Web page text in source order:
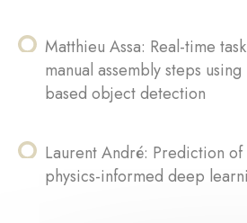
Matthieu Assa: Real-time
manual assembly steps
based object detection
Laurent André: Prediction of
physics-informed deep